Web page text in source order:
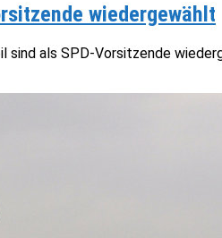
wiedergewählt
sind als SPD-Vorsitzende